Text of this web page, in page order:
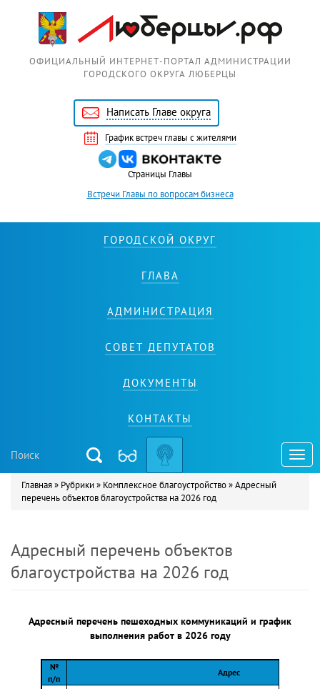
ОФИЦИАЛЬНЫЙ ИНТЕРНЕТ-ПОРТАЛ АДМИНИСТРАЦИИ
ГОРОДСКОГО ОКРУГА ЛЮБЕРЦЫ
Написать Главе округа
График встреч главы с жителями
Страницы Главы
Встречи Главы по вопросам бизнеса
ГОРОДСКОЙ ОКРУГ
ГЛАВА
АДМИНИСТРАЦИЯ
СОВЕТ ДЕПУТАТОВ
ДОКУМЕНТЫ
КОНТАКТЫ
Вы здесь
Главная» Рубрики » Комплексное благоустройство»Адресный
перечень объектов благоустройства на 2026 год
Адресный перечень объектов
благоустройства на 2026 год
Адресный перечень пешеходных коммуникаций и график
выполнения работ в 2026 году
№
п/п
Адрес